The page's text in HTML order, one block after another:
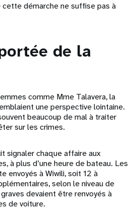
cette démarche ne suffise pas à
de la
comme Mme Talavera, la
une perspective lointaine.
beaucoup de mal à traiter
sur les crimes.
signaler chaque affaire aux
à plus d’une heure de bateau. Les
envoyés à Wiwili, soit 12 à
selon le niveau de
devaient être renvoyés à
de voiture.